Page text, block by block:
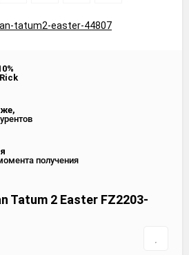
Rick
получения
Tatum 2 Easter FZ2203-